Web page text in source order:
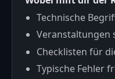
Technische
Checklisten für
Typische Fehler